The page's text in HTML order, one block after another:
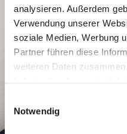
analysieren. Außerdem
Verwendung unserer
soziale Medien, Werbung
Partner führen diese
weiteren Daten
n
Notwendig